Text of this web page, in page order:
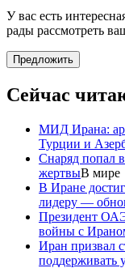
У вас есть
рады рассмотреть
Предложить
Сейчас
МИД Ирана:
Турции и
Снаряд попал
жертвыВ мире
В Иране
лидеру —
Президент
войны с
Иран призвал